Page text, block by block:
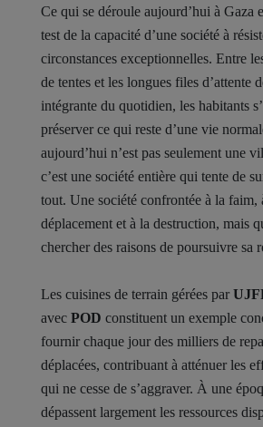
Ce qui se déroule aujourd’hui à Gaza
test de la capacité d’une société à
circonstances exceptionnelles. Entre
de tentes et les longues files d’attente
intégrante du quotidien, les habitants
préserver ce qui reste d’une vie
aujourd’hui n’est pas seulement une
c’est une société entière qui tente de
tout. Une société confrontée à la faim,
déplacement et à la destruction, mais
chercher des raisons de poursuivre sa
Les cuisines de terrain gérées par
avec POD constituent un exemple
fournir chaque jour des milliers de
déplacées, contribuant à atténuer les
qui ne cesse de s’aggraver. À une
dépassent largement les ressources